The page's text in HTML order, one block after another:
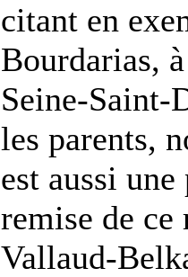
citant en
Bourdarias,
Seine-Saint-
les parents,
est aussi
remise de
Vallaud-